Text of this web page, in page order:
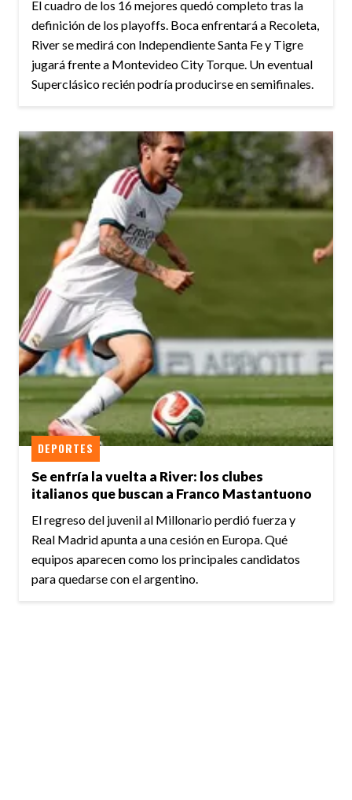
El cuadro de los 16 mejores quedó completo tras la
definición de los playoffs. Boca enfrentará a Recoleta,
River se medirá con Independiente Santa Fe y Tigre
jugará frente a Montevideo City Torque. Un eventual
Superclásico recién podría producirse en semifinales.
Se enfría la vuelta a River: los clubes
italianos que buscan a Franco Mastantuono
DEPORTES
El regreso del juvenil al Millonario perdió fuerza y
Real Madrid apunta a una cesión en Europa. Qué
equipos aparecen como los principales candidatos
para quedarse con el argentino.